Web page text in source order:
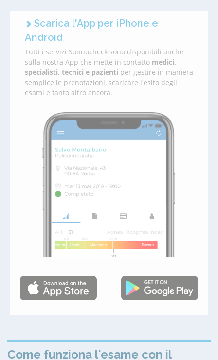
Scarica l'App per iPhone e
Android
Tutti i servizi Sonnocheck sono disponibili anche
sulla nostra App che mette in contatto medici,
specialisti, tecnici e pazienti per gestire in maniera
semplice le prenotazioni, scaricare l'esito degli
esami e tanto altro ancora.
Come funziona l'esame con il